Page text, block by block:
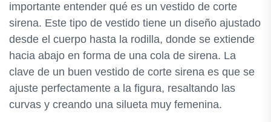
importante entender qué es un vestido de corte
sirena. Este tipo de vestido tiene un diseño ajustado
desde el cuerpo hasta la rodilla, donde se extiende
hacia abajo en forma de una cola de sirena. La
clave de un buen vestido de corte sirena es que se
ajuste perfectamente a la figura, resaltando las
curvas y creando una silueta muy femenina.